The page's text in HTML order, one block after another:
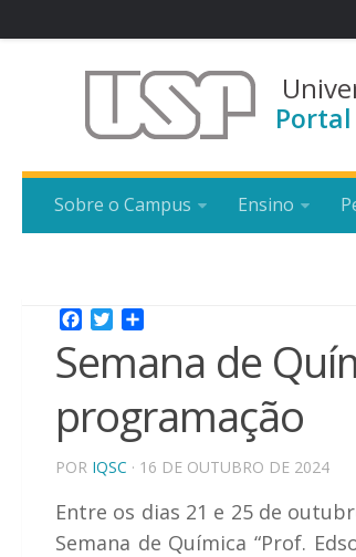
Portal
Sobre o Campus Ensino
Facebook
Twitter
Semana de
programação
POR IQSC · 16 DE OUTUBRO DE 2024
Entre os dias 21 e 25 de
Semana de Química “Prof.